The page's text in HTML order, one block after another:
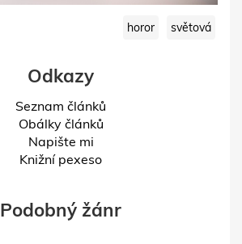
horor světová
Odkazy
Seznam článků
Obálky článků
Napište mi
Knižní pexeso
Podobný žánr